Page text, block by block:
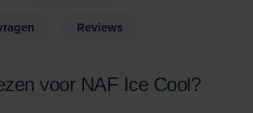
Reviews
voor NAF Ice Cool?